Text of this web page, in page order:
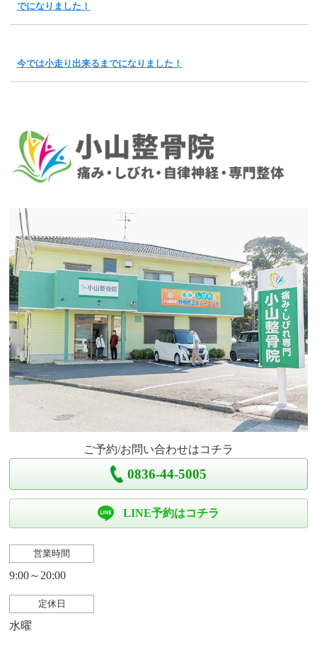
でになりました！
今では小走り出来るまでになりました！
ご予約/お問い合わせはコチラ
0836-44-5005
LINE予約はコチラ
営業時間
9:00～20:00
定休日
水曜